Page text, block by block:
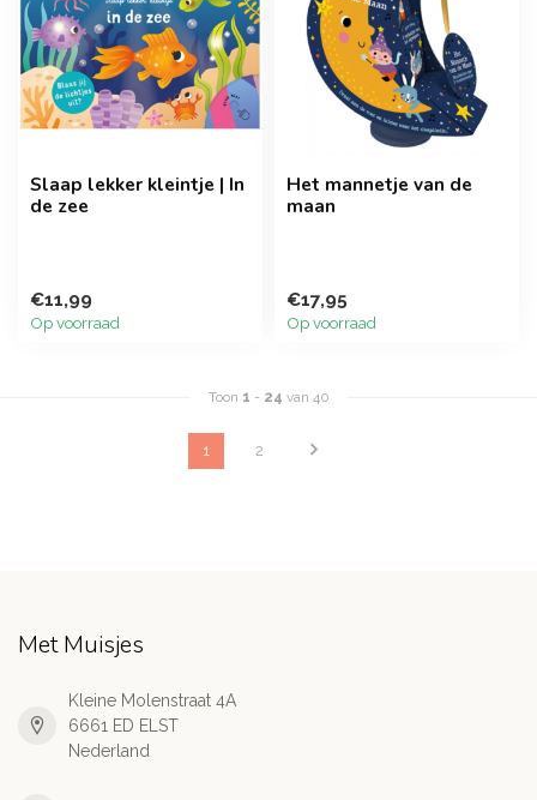
Slaap lekker kleintje | In
de zee
€11,99
Op voorraad
Het mannetje van de
maan
€17,95
Op voorraad
Toon 1 - 24 van 40
1 2
Met Muisjes
Kleine Molenstraat 4A
6661 ED ELST
Nederland